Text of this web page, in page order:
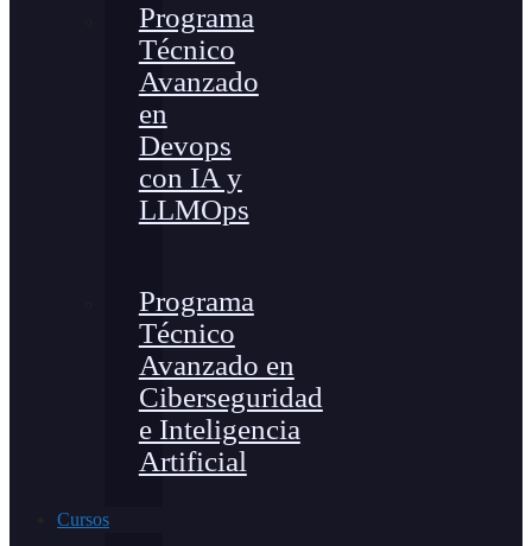
Programa
Técnico
Avanzado
en
Devops
con IA y
LLMOps
Programa
Técnico
Avanzado en
Ciberseguridad
e Inteligencia
Artificial
Cursos